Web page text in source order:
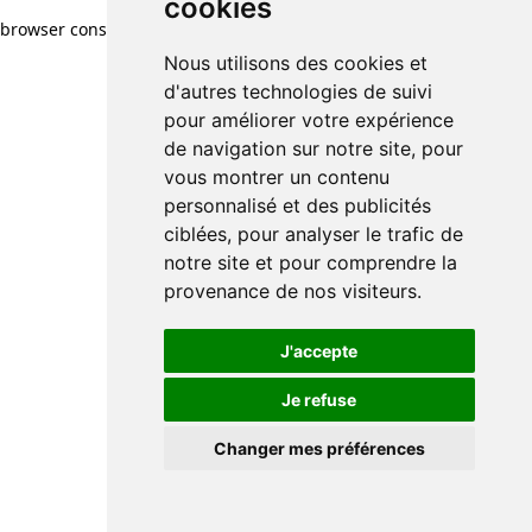
cookies
Nous utilisons des cookies et
d'autres technologies de suivi
pour améliorer votre expérience
de navigation sur notre site, pour
vous montrer un contenu
personnalisé et des publicités
ciblées, pour analyser le trafic de
notre site et pour comprendre la
provenance de nos visiteurs.
J'accepte
Je refuse
Changer mes préférences
browser console for more information)